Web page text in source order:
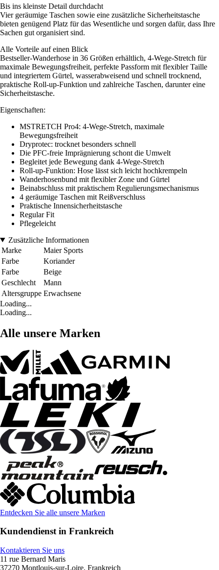
Bis ins kleinste Detail durchdacht
Vier geräumige Taschen sowie eine zusätzliche Sicherheitstasche
bieten genügend Platz für das Wesentliche und sorgen dafür, dass Ihre
Sachen gut organisiert sind.
Alle Vorteile auf einen Blick
Bestseller-Wanderhose in 36 Größen erhältlich, 4-Wege-Stretch für
maximale Bewegungsfreiheit, perfekte Passform mit flexibler Taille
und integriertem Gürtel, wasserabweisend und schnell trocknend,
praktische Roll-up-Funktion und zahlreiche Taschen, darunter eine
Sicherheitstasche.
Eigenschaften:
MSTRETCH Pro4: 4-Wege-Stretch, maximale
Bewegungsfreiheit
Dryprotec: trocknet besonders schnell
Die PFC-freie Imprägnierung schont die Umwelt
Begleitet jede Bewegung dank 4-Wege-Stretch
Roll-up-Funktion: Hose lässt sich leicht hochkrempeln
Wanderhosenbund mit flexibler Zone und Gürtel
Beinabschluss mit praktischem Regulierungsmechanismus
4 geräumige Taschen mit Reißverschluss
Praktische Innensicherheitstasche
Regular Fit
Pflegeleicht
Zusätzliche Informationen
Marke
Maier Sports
Farbe
Koriander
Farbe
Beige
Geschlecht
Mann
Altersgruppe Erwachsene
Loading...
Loading...
Alle unsere Marken
Entdecken Sie alle unsere Marken
Kundendienst in Frankreich
Kontaktieren Sie uns
11 rue Bernard Maris
37270 Montlouis-sur-Loire, Frankreich